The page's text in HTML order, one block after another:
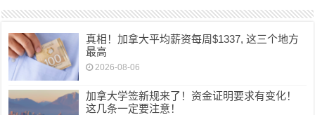
真相！加拿大平均薪资每周$1337, 这三个地方
最高
2026-08-06
加拿大学签新规来了！资金证明要求有变化！
这几条一定要注意！